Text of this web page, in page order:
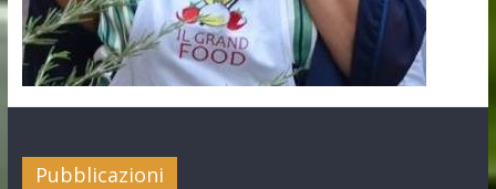
Pubblicazioni